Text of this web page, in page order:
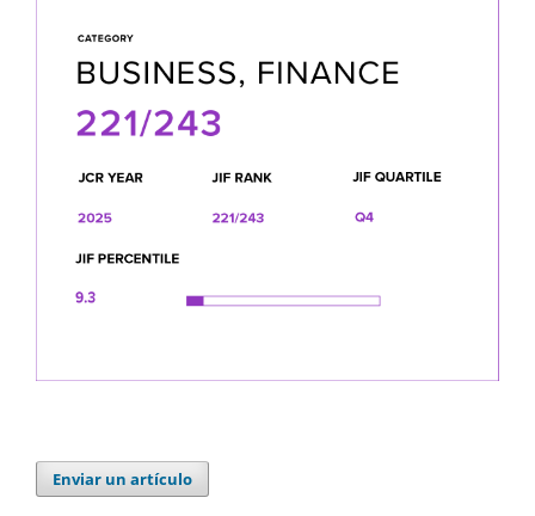
Enviar un artículo